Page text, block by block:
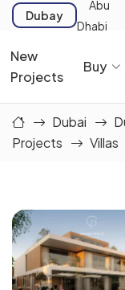
Dubay
Abu
Dhabi
New
Projects
Buy
Dubai
Projects
Villas